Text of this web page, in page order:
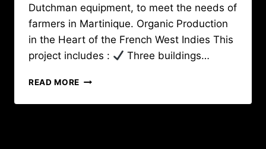
Dutchman equipment, to meet the needs of
farmers in Martinique. Organic Production
in the Heart of the French West Indies This
project includes :
Three buildings…
READ MORE AN
POULTRY